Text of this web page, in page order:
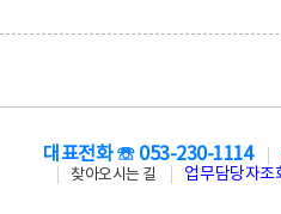
대표전화 ☏ 053-230-1114
찾아오시는 길
업무담당자조